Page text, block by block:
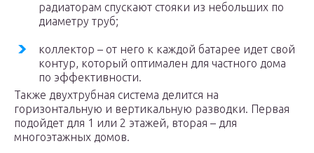
радиаторам спускают стояки из небольших по
диаметру труб;
коллектор – от него к каждой батарее идет свой
контур, который оптимален для частного дома
по эффективности.
Также двухтрубная система делится на
горизонтальную и вертикальную разводки. Первая
подойдет для 1 или 2 этажей, вторая – для
многоэтажных домов.